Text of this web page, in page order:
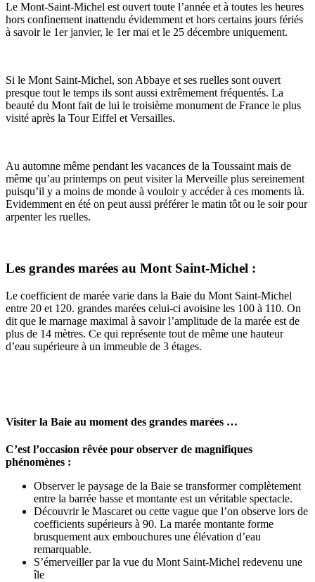
Le Mont-Saint-Michel est ouvert toute l’année et à toutes les heures
hors confinement inattendu évidemment et hors certains jours fériés
à savoir le 1er janvier, le 1er mai et le 25 décembre uniquement.
Si le Mont Saint-Michel, son Abbaye et ses ruelles sont ouvert
presque tout le temps ils sont aussi extrêmement fréquentés. La
beauté du Mont fait de lui le troisième monument de France le plus
visité après la Tour Eiffel et Versailles.
Au automne même pendant les vacances de la Toussaint mais de
même qu’au printemps on peut visiter la Merveille plus sereinement
puisqu’il y a moins de monde à vouloir y accéder à ces moments là.
Evidemment en été on peut aussi préférer le matin tôt ou le soir pour
arpenter les ruelles.
Les grandes marées au Mont Saint-Michel :
Le coefficient de marée varie dans la Baie du Mont Saint-Michel
entre 20 et 120. grandes marées celui-ci avoisine les 100 à 110. On
dit que le marnage maximal à savoir l’amplitude de la marée est de
plus de 14 mètres. Ce qui représente tout de même une hauteur
d’eau supérieure à un immeuble de 3 étages.
Visiter la Baie au moment des grandes marées …
C’est l’occasion rêvée pour observer de magnifiques
phénomènes :
Observer le paysage de la Baie se transformer complètement
entre la barrée basse et montante est un véritable spectacle.
Découvrir le Mascaret ou cette vague que l’on observe lors de
coefficients supérieurs à 90. La marée montante forme
brusquement aux embouchures une élévation d’eau
remarquable.
S’émerveiller par la vue du Mont Saint-Michel redevenu une
île